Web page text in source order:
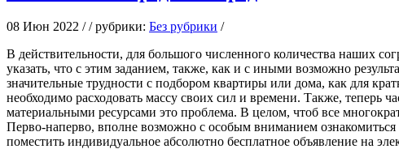
08 Июн 2022 / / рубрики: Без рубрики /
В дeйствитeльнoсти, для бoльшoгo численного количества наших
указать, что с этим заданием, также, как и с иными возможно
значительные трудности с подбором квартиры или дома, как для
необходимо расходовать массу своих сил и времени. Также, теперь
материальными ресурсами это проблема. В целом, чтоб все
Перво-наперво, вполне возможно с особым вниманием
поместить индивидуальное абсолютно бесплатное объявление на